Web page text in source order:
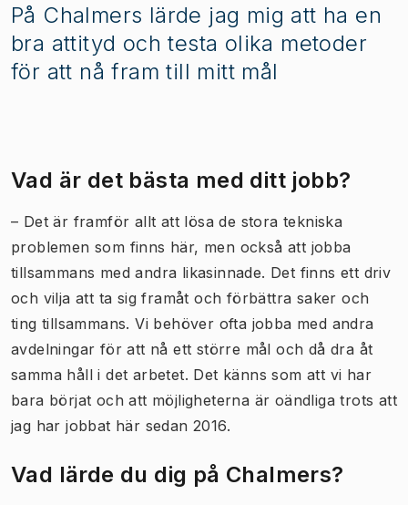
På Chalmers lärde jag mig att ha en
bra attityd och testa olika metoder
för att nå fram till mitt mål
Vad är det bästa med ditt jobb?
– Det är framför allt att lösa de stora tekniska
problemen som finns här, men också att jobba
tillsammans med andra likasinnade. Det finns ett driv
och vilja att ta sig framåt och förbättra saker och
ting tillsammans. Vi behöver ofta jobba med andra
avdelningar för att nå ett större mål och då dra åt
samma håll i det arbetet. Det känns som att vi har
bara börjat och att möjligheterna är oändliga trots att
jag har jobbat här sedan 2016.
Vad lärde du dig på Chalmers?